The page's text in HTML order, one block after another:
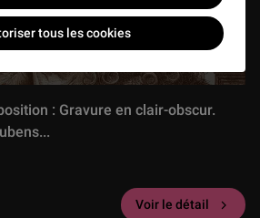
tous les cookies
: Gravure en clair-obscur.
Voir le détail